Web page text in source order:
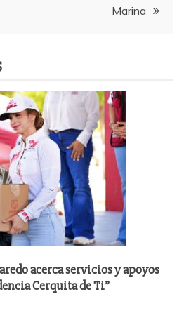
Marina
acerca servicios y apoyos
Cerquita de Ti”